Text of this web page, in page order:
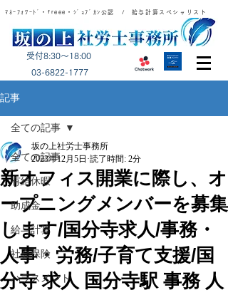
ﾏﾈｰﾌｫﾜｰﾄﾞ・freee・ｼﾞｮﾌﾞｶﾝ公認 / 給与計算スペシャリスト
受付8:30～18:00
​03-6822-1777
記事
全ての記事
有給休暇
助成金
給与計算
社会保険
ハラスメント
全ての記事
新オフィス開業に際し、オ
ープニングメンバーを募集
します/国分寺求人/事務・
人事・労務/子育て支援/国
分寺 求人 国分寺駅 事務 人
坂の上社労士事務所
2023年12月5日 読了時間: 2分